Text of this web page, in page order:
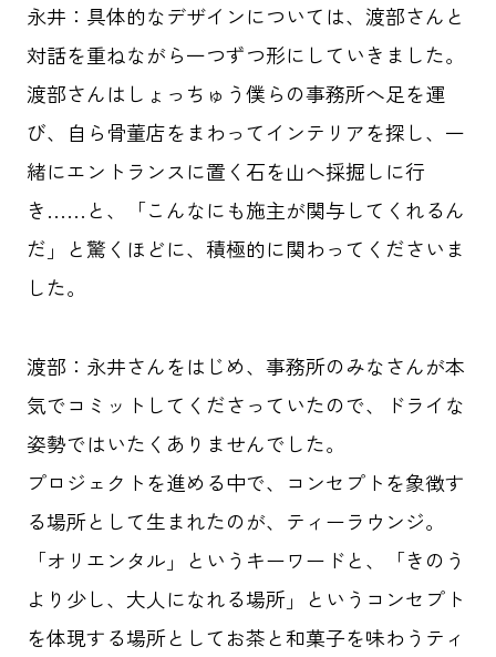
群馬クレインサンダーズ コミュニティ
地域共創 O-EN事例 スポーツ
エンタメ ラジエール
ヤクルトスワローズ 応援メシ
永井： 具体的なデザインについては、渡部さんと
対話を重ねながら一つずつ形にしていきました。
渡部さんはしょっちゅう僕らの事務所へ足を運
び、自ら骨董店をまわってインテリアを探し、一
緒にエントランスに置く石を山へ採掘しに行
き……と、「こんなにも施主が関与してくれるん
だ」と驚くほどに、積極的に関わってくださいま
した。
渡部： 永井さんをはじめ、事務所のみなさんが本
気でコミットしてくださっていたので、ドライな
姿勢ではいたくありませんでした。
プロジェクトを進める中で、コンセプトを象徴す
る場所として生まれたのが、ティーラウンジ。
「オリエンタル」というキーワードと、「きのう
より少し、大人になれる場所」というコンセプト
を体現する場所としてお茶と和菓子を味わうティ